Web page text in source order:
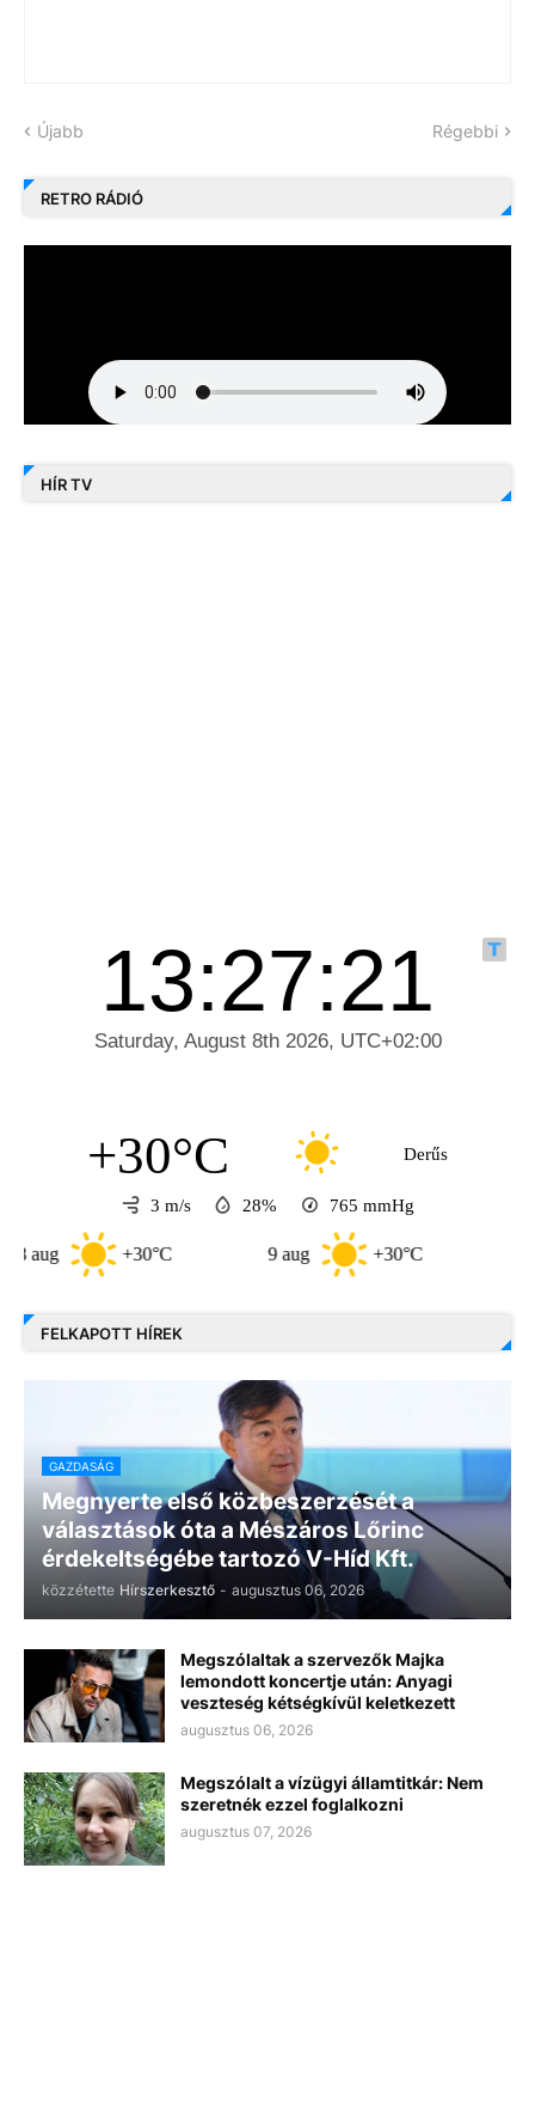
Újabb Régebbi
RETRO RÁDIÓ
HÍR TV
+30°C Derűs
3 m/s 28% 765 mmHg
+30°C +30°C
FELKAPOTT HÍREK
GAZDASÁG
Megnyerte első közbeszerzését a
választások óta a Mészáros Lőrinc
érdekeltségébe tartozó V-Híd Kft.
közzétette Hírszerkesztő - augusztus 06, 2026
Megszólaltak a szervezők Majka
lemondott koncertje után: Anyagi
veszteség kétségkívül keletkezett
augusztus 06, 2026
Megszólalt a vízügyi államtitkár: Nem
szeretnék ezzel foglalkozni
augusztus 07, 2026